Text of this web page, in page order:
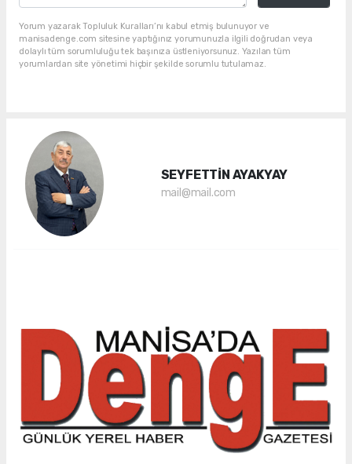
Yorum yazarak Topluluk Kuralları’nı kabul etmiş bulunuyor ve
manisadenge.com sitesine yaptığınız yorumunuzla ilgili doğrudan veya
dolaylı tüm sorumluluğu tek başınıza üstleniyorsunuz. Yazılan tüm
yorumlardan site yönetimi hiçbir şekilde sorumlu tutulamaz.
SEYFETTİN AYAKYAY
mail@mail.com